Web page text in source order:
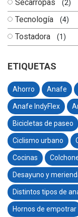
Secarropas (2)
Tecnología (4)
Tostadora (1)
ETIQUETAS
Ahorro Anafe
Anafe IndyFlex
Bicicletas de paseo
Ciclismo urbano
Cocinas
Desayuno y
Distintos tipos de
Hornos de empotrar